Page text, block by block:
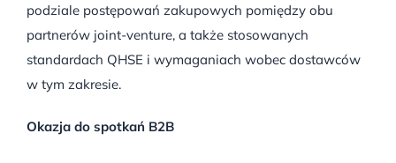
podziale postępowań zakupowych pomiędzy obu
partnerów joint-venture, a także stosowanych
standardach QHSE i wymaganiach wobec dostawców
w tym zakresie.
Okazja do spotkań B2B